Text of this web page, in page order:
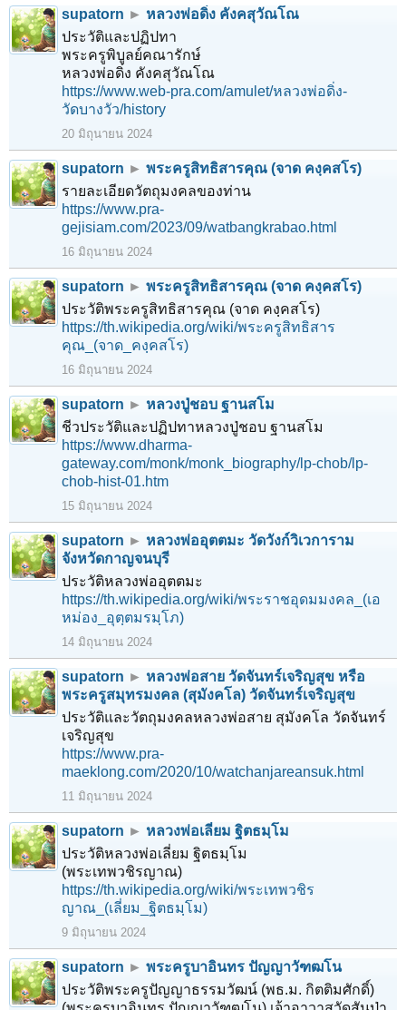
supatorn ► หลวงพ่อดิ่ง คังคสุวัณโณ
ประวัติและปฏิปทา
พระครูพิบูลย์คณารักษ์
หลวงพ่อดิ่ง คังคสุวัณโณ
https://www.web-pra.com/amulet/หลวงพ่อดิ่ง-
วัดบางวัว/history
20 มิถุนายน 2024
supatorn ► พระครูสิทธิสารคุณ (จาด คงฺคสโร)
รายละเอียดวัตถุมงคลของท่าน
https://www.pra-
gejisiam.com/2023/09/watbangkrabao.html
16 มิถุนายน 2024
supatorn ► พระครูสิทธิสารคุณ (จาด คงฺคสโร)
ประวัติพระครูสิทธิสารคุณ (จาด คงฺคสโร)
https://th.wikipedia.org/wiki/พระครูสิทธิสาร
คุณ_(จาด_คงฺคสโร)
16 มิถุนายน 2024
supatorn ► หลวงปู่ชอบ ฐานสโม
ชีวประวัติและปฏิปทาหลวงปู่ชอบ ฐานสโม
https://www.dharma-
gateway.com/monk/monk_biography/lp-chob/lp-
chob-hist-01.htm
15 มิถุนายน 2024
supatorn ► หลวงพ่ออุตตมะ วัดวังก์วิเวการาม
จังหวัดกาญจนบุรี
ประวัติหลวงพ่ออุตตมะ
https://th.wikipedia.org/wiki/พระราชอุดมมงคล_(เอ
หม่อง_อุตฺตมรมฺโภ)
14 มิถุนายน 2024
supatorn ► หลวงพ่อสาย วัดจันทร์เจริญสุข หรือ
พระครูสมุทรมงคล (สุมังคโล) วัดจันทร์เจริญสุข
ประวัติและวัตถุมงคลหลวงพ่อสาย สุมังคโล วัดจันทร์
เจริญสุข
https://www.pra-
maeklong.com/2020/10/watchanjareansuk.html
11 มิถุนายน 2024
supatorn ► หลวงพ่อเลี่ยม ฐิตธมฺโม
ประวัติหลวงพ่อเลี่ยม ฐิตธมฺโม
(พระเทพวชิรญาณ)
https://th.wikipedia.org/wiki/พระเทพวชิร
ญาณ_(เลี่ยม_ฐิตธมฺโม)
9 มิถุนายน 2024
supatorn ► พระครูบาอินทร ปัญญาวัฑฒโน
ประวัติพระครูปัญญาธรรมวัฒน์ (พธ.ม. กิตติมศักดิ์)